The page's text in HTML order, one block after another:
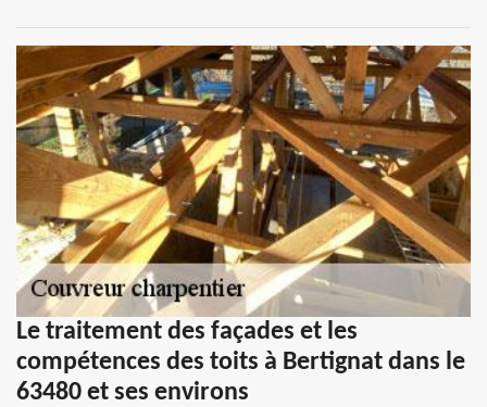
Le traitement des façades et les
compétences des toits à Bertignat dans le
63480 et ses environs